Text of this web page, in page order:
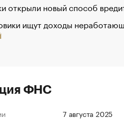
открыли новый способ
ищут доходы
ФНС
7 августа 2025